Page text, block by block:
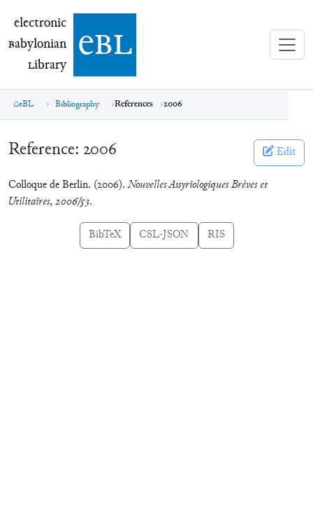
electronic Babylonian Library (eBL)
electronic
Babylonian
Library ebl
eBL Bibliography References 2006
Reference: 2006 Edit
Colloque de Berlin. (2006). Nouvelles Assyriologiques Brèves et
Utilitaires,2006/53.
BibTeX CSL-JSON RIS